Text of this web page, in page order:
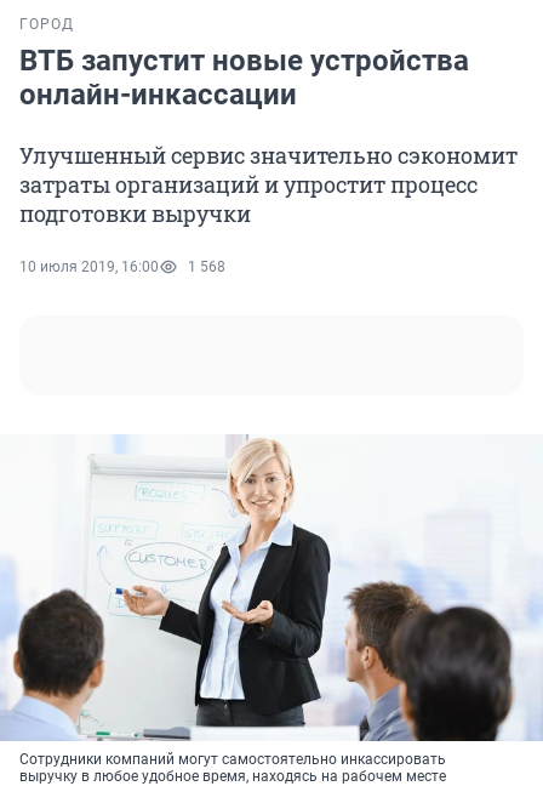
ГОРОД
ВТБ запустит новые устройства
онлайн-инкассации
Улучшенный сервис значительно сэкономит
затраты организаций и упростит процесс
подготовки выручки
10 июля 2019, 16:00 1 568
Сотрудники компаний могут самостоятельно инкассировать
выручку в любое удобное время, находясь на рабочем месте